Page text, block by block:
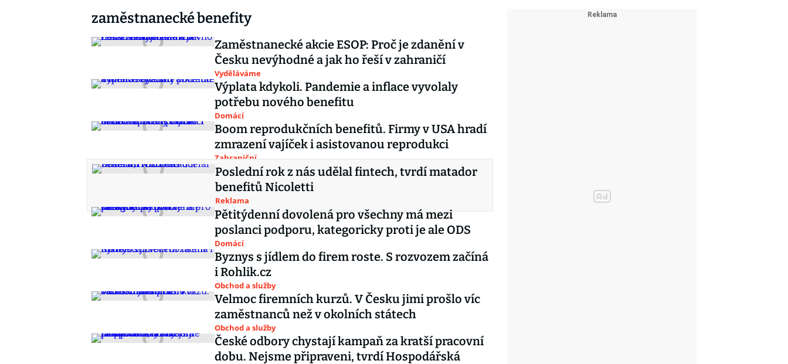
zaměstnanecké benefity
Zaměstnanecké akcie ESOP: Proč je zdanění v
Česku nevýhodné a jak ho řeší v zahraničí
Vyděláváme
Výplata kdykoli. Pandemie a inflace vyvolaly
potřebu nového benefitu
Domácí
Boom reprodukčních benefitů. Firmy v USA hradí
zmrazení vajíček i asistovanou reprodukci
Zahraniční
Poslední rok z nás udělal fintech, tvrdí matador
benefitů Nicoletti
Reklama
Pětitýdenní dovolená pro všechny má mezi
poslanci podporu, kategoricky proti je ale ODS
Domácí
Byznys s jídlem do firem roste. S rozvozem začíná
i Rohlik.cz
Obchod a služby
Velmoc firemních kurzů. V Česku jimi prošlo víc
zaměstnanců než v okolních státech
Obchod a služby
České odbory chystají kampaň za kratší pracovní
dobu. Nejsme připraveni, tvrdí Hospodářská